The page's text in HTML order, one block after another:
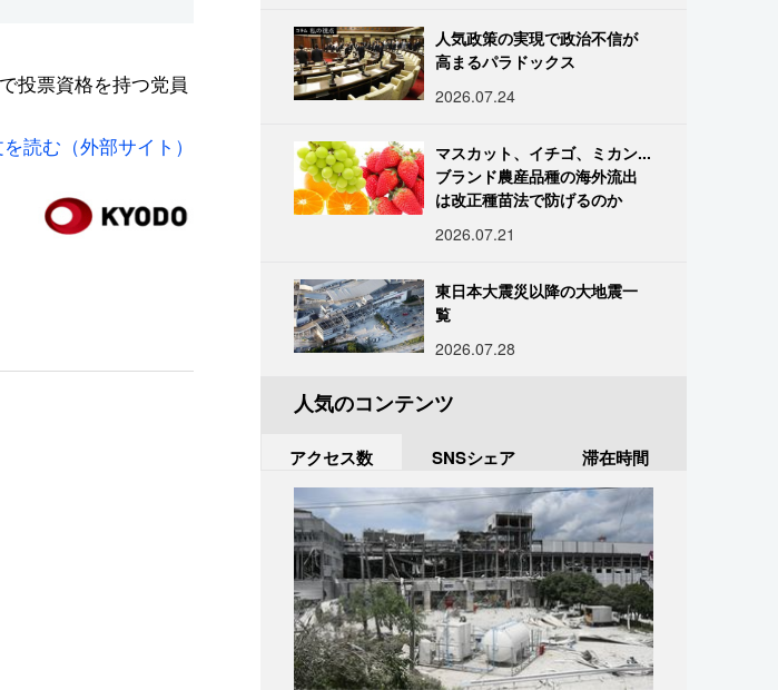
投票資格を持つ党員
読む（外部サイト）
人気政策の実現で政治不信が
高まるパラドックス
2026.07.24
マスカット、イチゴ、ミカン...
ブランド農産品種の海外流出
は改正種苗法で防げるのか
2026.07.21
東日本大震災以降の大地震一
覧
2026.07.28
人気のコンテンツ
アクセス数 SNSシェア 滞在時間